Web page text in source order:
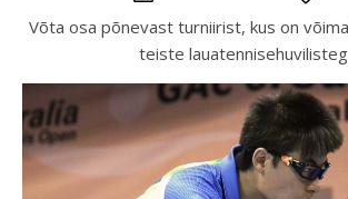
Võta osa põnevast turniirist, kus on
teiste